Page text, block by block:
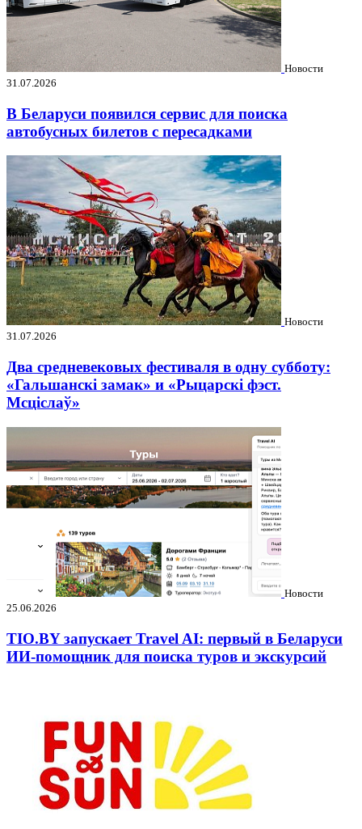
Новости
31.07.2026
В Беларуси появился сервис для поиска
автобусных билетов с пересадками
Новости
31.07.2026
Два средневековых фестиваля в одну субботу:
«Гальшанскі замак» и «Рыцарскі фэст.
Мсціслаў»
Новости
25.06.2026
TIO.BY запускает Travel AI: первый в Беларуси
ИИ-помощник для поиска туров и экскурсий